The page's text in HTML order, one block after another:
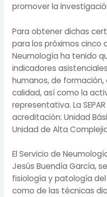
promover la
Para obtener dichas
para los próximos cinco
Neumología ha tenido
indicadores
humanos, de
calidad, así como la
representativa. La
acreditación: Unidad
Unidad de Alta
El Servicio de
Jesús Buendía García,
fisiología y patología
como de las técnicas